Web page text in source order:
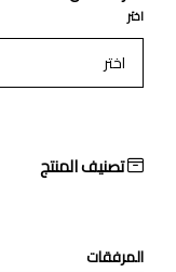
اختر
تصنيف المنتج
المرفقات